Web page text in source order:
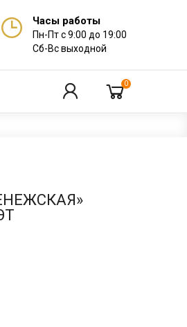
Часы работы
Пн-Пт с 9:00 до 19:00
Сб-Вс выходной
0